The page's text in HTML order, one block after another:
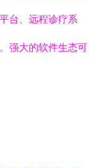
台、远程诊疗系
强大的软件生态可